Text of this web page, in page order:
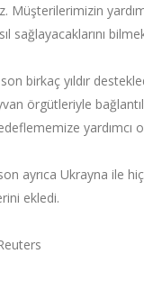
Müşterilerimizin
sağlayacaklarını
birkaç yıldır
örgütleriyle
yardımcı
ayrıca Ukrayna ile
ekledi.